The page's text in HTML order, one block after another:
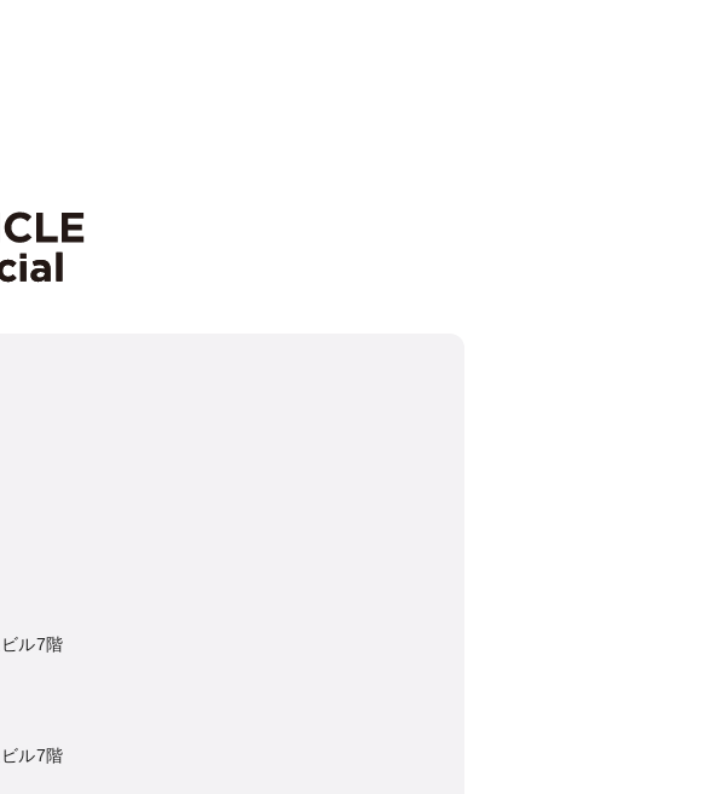
ル7階
ル7階